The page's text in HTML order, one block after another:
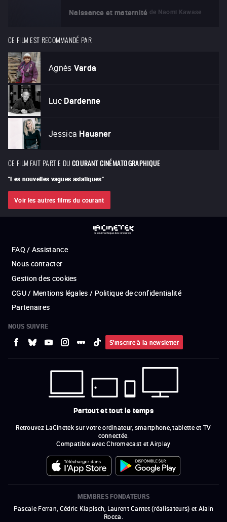
Naissance et maternité de Naomi Kawase
CE FILM EST RECOMMANDÉ PAR
Agnès Varda
Luc Dardenne
Jessica Hausner
CE FILM FAIT PARTIE DUCOURANT CINÉMATOGRAPHIQUE
"Les nouvelles vagues asiatiques"
Voir les autres films du courant
FAQ / Assistance
Nous contacter
Gestion des cookies
CGU / Mentions légales / Politique de confidentialité
Partenaires
NOUS SUIVRE
S'inscrire à la newsletter
Partout et tout le temps
Retrouvez LaCinetek sur votre ordinateur, smartphone, tablette et TV
connectée.
Compatible avec Chromecast et Airplay
MEMBRES FONDATEURS
Pascale Ferran, Cédric Klapisch, Laurent Cantet (réalisateurs) et Alain
Rocca.